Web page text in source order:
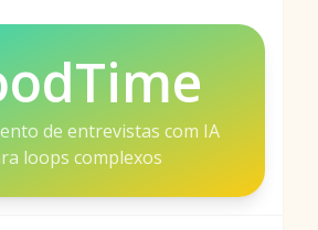
de entrevistas com IA
loops complexos